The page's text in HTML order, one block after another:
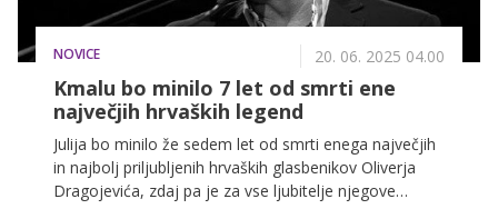
NOVICE 20. 06. 2025 04.00
Kmalu bo minilo 7 let od smrti ene
največjih hrvaških legend
Julija bo minilo že sedem let od smrti enega največjih
in najbolj priljubljenih hrvaških glasbenikov Oliverja
Dragojevića, zdaj pa je za vse ljubitelje njegove